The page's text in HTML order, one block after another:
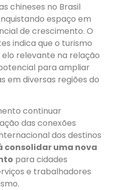
chineses no Brasil
espaço em
de crescimento. O
indica que o turismo
relevante na relação
para ampliar
em diversas regiões do
continuar
das conexões
dos destinos
consolidar uma nova
para cidades
e trabalhadores